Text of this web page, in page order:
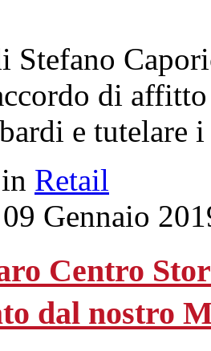
Stefano
di
e tutelare
Retail
Gennaio
Centro
dal nostro